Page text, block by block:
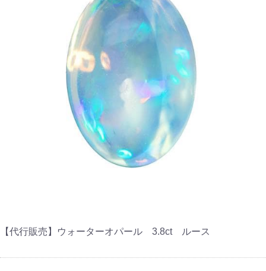
【代行販売】ウォーターオパール 3.8ct ルース